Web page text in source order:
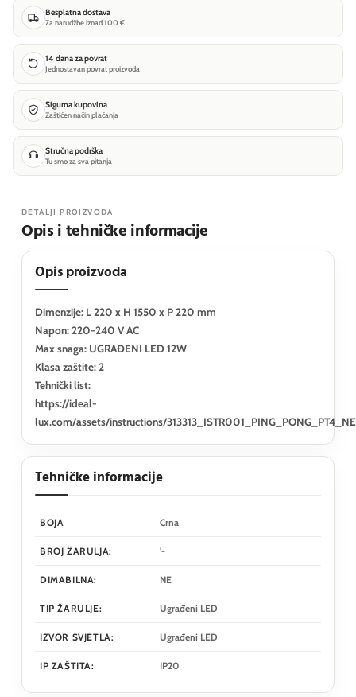
Besplatna dostava
Za narudžbe iznad 100 €
14 dana za povrat
Jednostavan povrat proizvoda
Sigurna kupovina
Zaštićen način plaćanja
Stručna podrška
Tu smo za sva pitanja
DETALJI PROIZVODA
Opis i tehničke informacije
Opis proizvoda
Dimenzije: L 220 x H 1550 x P 220 mm
Napon: 220-240 V AC
Max snaga: UGRAĐENI LED 12W
Klasa zaštite: 2
Tehnički list:
https://ideal-
lux.com/assets/instructions/
Tehničke informacije
BOJA Crna
BROJ ŽARULJA: '-
DIMABILNA: NE
TIP ŽARULJE: Ugrađeni LED
IZVOR SVJETLA: Ugrađeni LED
IP ZAŠTITA: IP20